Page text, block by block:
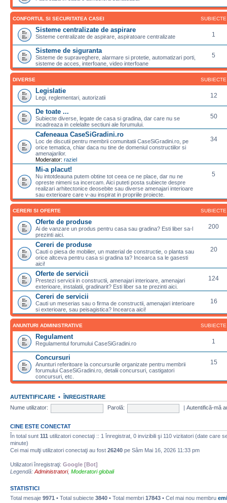
CONFORTUL SI SECURITATEA CASEI SUBIECTE
Sisteme centralizate de aspirare
Sisteme centralizate de aspirare, aspiratoare centralizate 1
Sisteme de siguranta
Sisteme de supraveghere, alarmare si protetie, automatizari porti,
sisteme de acces, interfoane, video interfoane
5
DIVERSE SUBIECTE
Legislatie
Legi, reglementari, autorizatii 12
De toate ...
Subiecte diverse, legate de casa si gradina, dar care nu se
incadreaza in celelalte sectiuni ale forumului.
50
Cafeneaua CaseSiGradini.ro
Loc de discutii pentru membrii comunitatii CaseSiGradini.ro, pe
orice tematica, chiar daca nu tine de domeniul constructiilor si
amenajarilor.
Moderator: raziel
34
Mi-a placut!
Nu intotdeauna putem obtine tot ceea ce ne place, dar nu ne
opreste nimeni sa incercam. Aici puteti posta subiecte despre
realizari arhitectonice deosebite sau diverse amenajari interioare
sau exterioare care v-au inspirat in propriile proiecte.
5
CERERI SI OFERTE SUBIECTE
Oferte de produse
Ai de vanzare un produs pentru casa sau gradina? Esti liber sa-l
prezinti aici.
200
Cereri de produse
Cauti o piesa de mobilier, un material de constructie, o planta sau
orice altceva pentru casa si gradina ta? Incearca sa le gasesti
aici!
20
Oferte de servicii
Prestezi servicii in constructii, amenajari interioare, amenajari
exterioare, instalatii, gradinarit? Esti liber sa te prezinti aici.
124
Cereri de servicii
Cauti un meserias sau o firma de constructii, amenajari interioare
si exterioare, sau peisagistica? Incearca aici!
16
ANUNTURI ADMINISTRATIVE SUBIECTE
Regulament
Regulamentul forumului CaseSiGradini.ro 1
Concursuri
Anunturi referitoare la concursurile organizate pentru membrii
forumului CaseSiGradini.ro, detalii concursuri, castigatori
concursuri, etc.
15
AUTENTIFICARE • ÎNREGISTRARE
Nume utilizator:
Parolă: Autentifică-mă
CINE ESTE CONECTAT
În total sunt 111 utilizatori conectaţi :: 1 înregistrat, 0 invizibili şi 110 vizitatori (date care
minute)
Cei mai mulţi utilizatori conectaţi au fost 26240 pe Sâm Mai 16, 2026 11:33 pm
Utilizatori înregistraţi: Google [Bot]
Legendă: Administratori, Moderatori globali
STATISTICI
Total mesaje 9971 • Total subiecte 3840 • Total membri 17843 • Cel mai nou membru